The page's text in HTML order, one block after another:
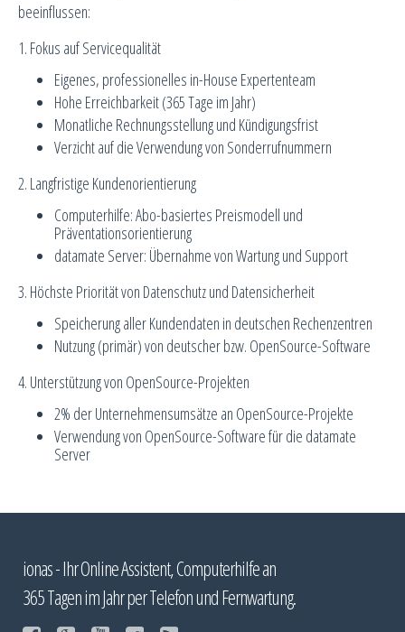
beeinflussen:
1. Fokus auf Servicequalität
Eigenes, professionelles in-House Expertenteam
Hohe Erreichbarkeit (365 Tage im Jahr)
Monatliche Rechnungsstellung und Kündigungsfrist
Verzicht auf die Verwendung von Sonderrufnummern
2. Langfristige Kundenorientierung
Computerhilfe: Abo-basiertes Preismodell und
Präventationsorientierung
datamate Server: Übernahme von Wartung und Support
3. Höchste Priorität von Datenschutz und Datensicherheit
Speicherung aller Kundendaten in deutschen Rechenzentren
Nutzung (primär) von deutscher bzw. OpenSource-Software
4. Unterstützung von OpenSource-Projekten
2% der Unternehmensumsätze an OpenSource-Projekte
Verwendung von OpenSource-Software für die datamate
Server
ionas - Ihr Online Assistent, Computerhilfe an
365 Tagen im Jahr per Telefon und Fernwartung.